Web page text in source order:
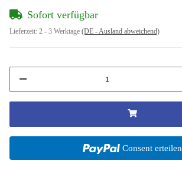
Sofort verfügbar
Lieferzeit: 2 - 3 Werktage (DE - Ausland abweichend)
Consent erteilen